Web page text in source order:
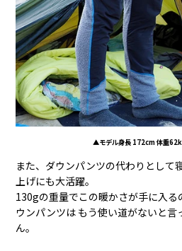
▲モデル身長 172cm 体重
また、ダウンパンツの代わりとして
上げにも大活躍。
130gの重量でこの暖かさが手に入
ウンパンツは もう使い道がないと言
ん。